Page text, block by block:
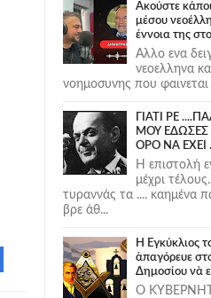
Ακούστε
μέσου
έννοια της
Αλλο ενα
νεοελληνα
νοημοσυνης που φαινεται
ΓΙΑΤΙ ΡΕ
ΜΟΥ ΕΔΩΣΕΣ
ΟΡΟ ΝΑ ΕΧΕΙ
Η επιστολή
μέχρι
τυραννάς τα .... καημένα
βρε άθ...
Ἡ Ἐγκύκλιος
ἀπαγόρευε
Δημοσίου νὰ
Ο